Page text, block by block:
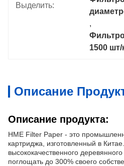
Выделить:
,
1500
Описание
Описание продукта:
HME Filter Paper - это
картриджа, изготовленный в
высококачественного
поглощать до 300% своего